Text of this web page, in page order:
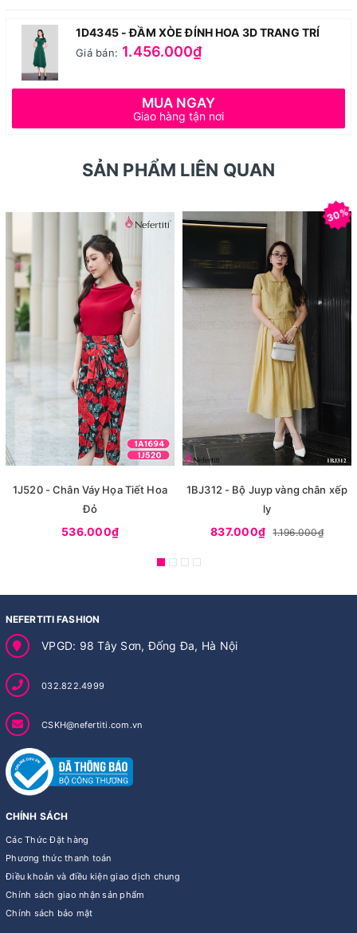
1D4345 - ĐẦM XÒE ĐÍNH HOA 3D TRANG TRÍ
Giá bán: 1.456.000₫
MUA NGAY
Giao hàng tận nơi
SẢN PHẨM LIÊN QUAN
1J520 - Chân Váy Họa Tiết Hoa
Đỏ
536.000₫
30%
1BJ312 - Bộ Juyp vàng chân xếp
ly
837.000₫ 1.196.000₫
NEFERTITI FASHION
VPGD: 98 Tây Sơn, Đống Đa, Hà Nội
032.822.4999
CSKH@nefertiti.com.vn
CHÍNH SÁCH
Các Thức Đặt hàng
Phương thức thanh toán
Điều khoản và điều kiện giao dịch chung
Chính sách giao nhận sản phẩm
Chính sách bảo mật